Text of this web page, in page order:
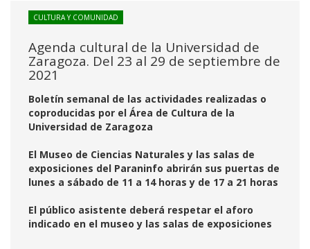
CULTURA Y COMUNIDAD
Agenda cultural de la Universidad de
Zaragoza. Del 23 al 29 de septiembre de
2021
Boletín semanal de las actividades realizadas o
coproducidas por el Área de Cultura de la
Universidad de Zaragoza
El Museo de Ciencias Naturales y las salas de
exposiciones del Paraninfo abrirán sus puertas de
lunes a sábado de 11 a 14 horas y de 17 a 21 horas
El público asistente deberá respetar el aforo
indicado en el museo y las salas de exposiciones